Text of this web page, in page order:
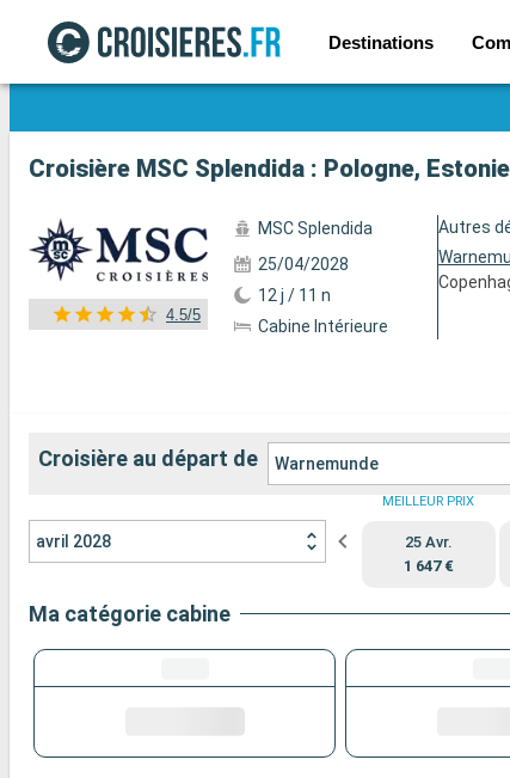
Destinations
Voir les 139 autres photos
Croisière MSC Splendida : Pologne,
4.5/5
MSC Splendida
25/04/2028
12 j / 11 n
Cabine Intérieure
Autres
Croisière au départ de Warnemunde
avril 2028
MEILLEUR PRIX
25 Avr.
1 647 €
Ma catégorie cabine